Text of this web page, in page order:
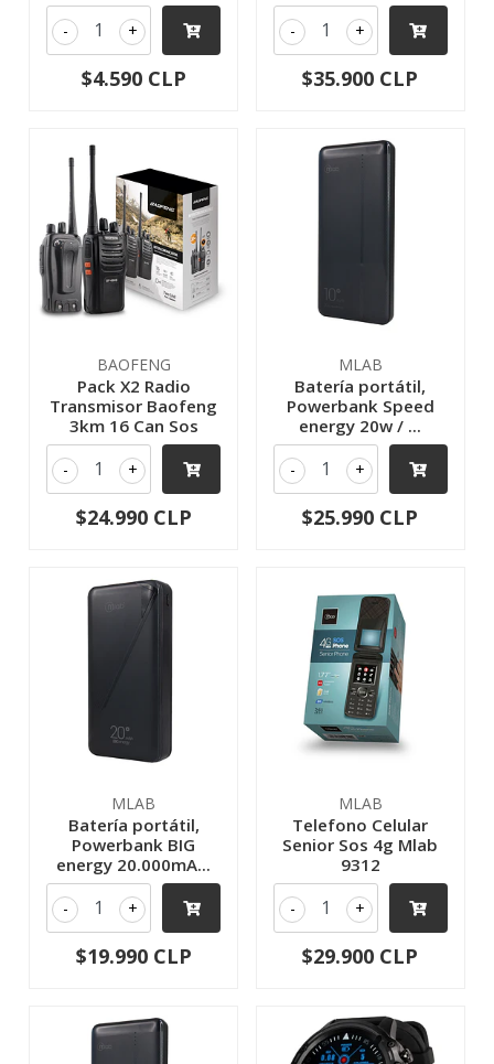
+
-
$4.590 CLP
+
-
$35.900 CLP
BAOFENG
Pack X2 Radio
Transmisor Baofeng
3km 16 Can Sos
+
-
$24.990 CLP
MLAB
Batería portátil,
Powerbank Speed
energy 20w / ...
+
-
$25.990 CLP
MLAB
Batería portátil,
Powerbank BIG
energy 20.000mA...
+
-
$19.990 CLP
MLAB
Telefono Celular
Senior Sos 4g Mlab
9312
+
-
$29.900 CLP